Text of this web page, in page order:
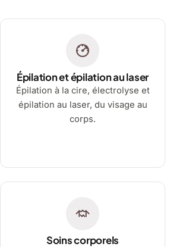
Épilation et épilation au laser
Épilation à la cire, électrolyse et
épilation au laser, du visage au
corps.
Soins corporels